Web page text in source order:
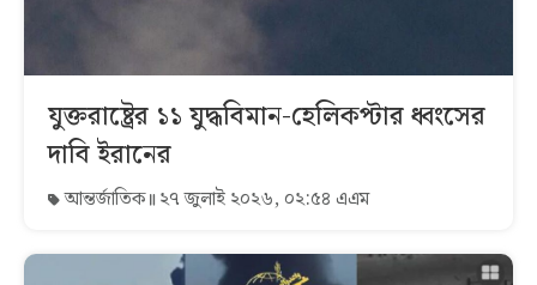
যুক্তরাষ্ট্রের ১১ যুদ্ধবিমান-হেলিকপ্টার ধ্বংসের
দাবি ইরানের
আন্তর্জাতিক ২৭ জুলাই ২০২৬, ০২:৫৪ এএম